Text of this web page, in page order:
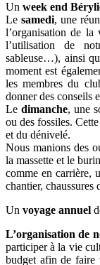
Un week end
Le samedi, une
l’organisation de
l’utilisation de
sableuse…), ainsi
moment est
les membres du
donner des conseils
Le dimanche, une
ou des fossiles.
et du dénivelé.
Nous manions des
la massette et le
comme en carrière,
chantier, chaussures
Un voyage annuel
L’organisation de
participer à la vie
budget afin de faire